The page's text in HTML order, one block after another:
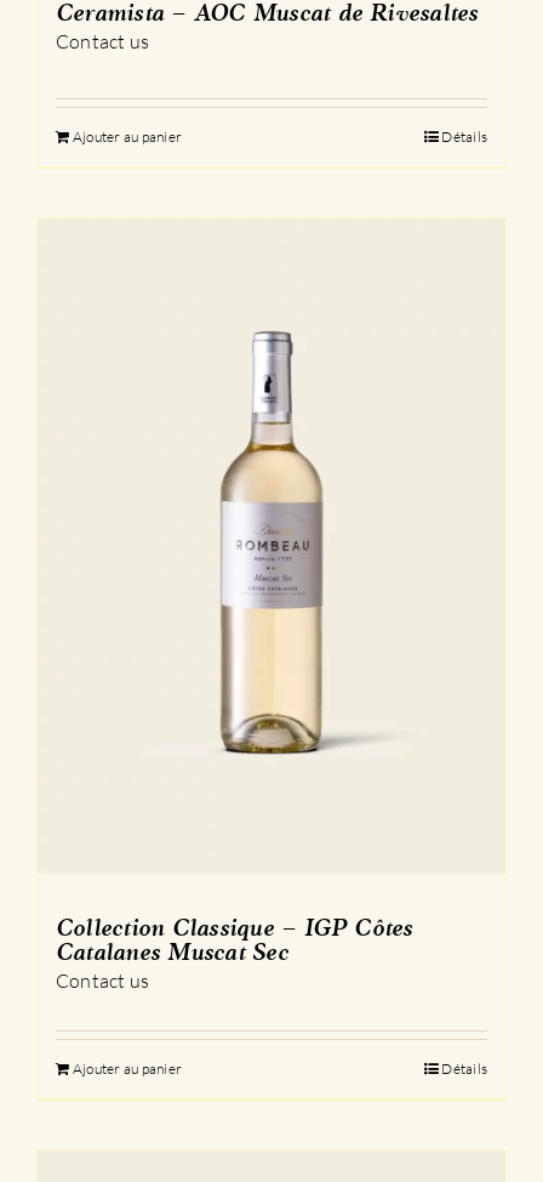
Ceramista – AOC Muscat de Rivesaltes
Contact us
Ajouter au panier Détails
Collection Classique – IGP Côtes
Catalanes Muscat Sec
Contact us
Ajouter au panier Détails